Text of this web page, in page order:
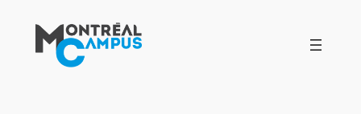
contenu